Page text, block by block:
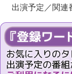
出演予定／関連